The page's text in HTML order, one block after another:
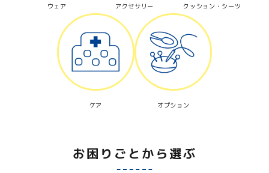
ウェア アクセサリー クッション・シーツ
ケア オプション
お困りごとから選ぶ